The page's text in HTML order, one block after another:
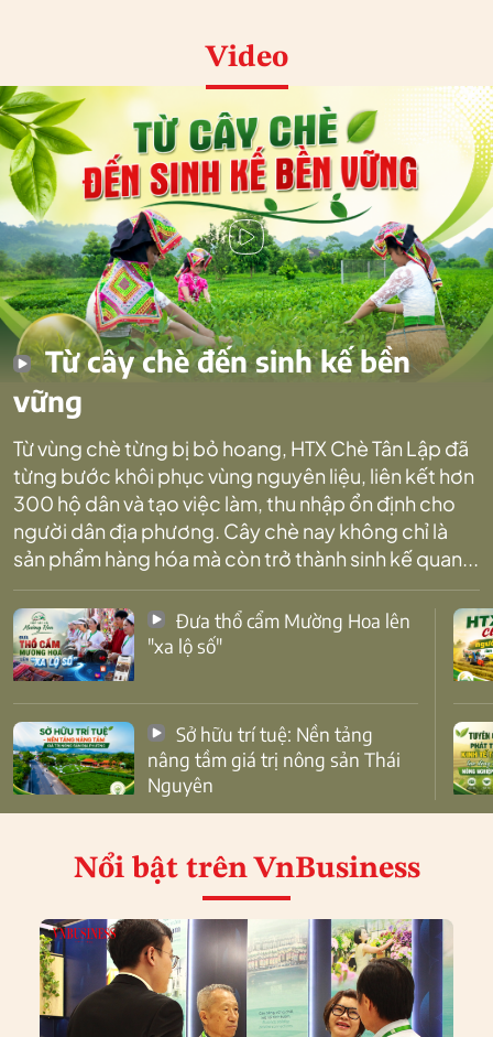
Video
Từ cây chè đến sinh kế bền
vững
Từ vùng chè từng bị bỏ hoang, HTX Chè Tân Lập đã
từng bước khôi phục vùng nguyên liệu, liên kết hơn
300 hộ dân và tạo việc làm, thu nhập ổn định cho
người dân địa phương. Cây chè nay không chỉ là
sản phẩm hàng hóa mà còn trở thành sinh kế quan...
"xa lộ số"
nâng tầm giá trị nông sản Thái
Nguyên
Nổi bật trên VnBusiness